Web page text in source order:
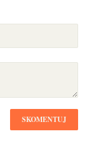
SKOMENTUJ